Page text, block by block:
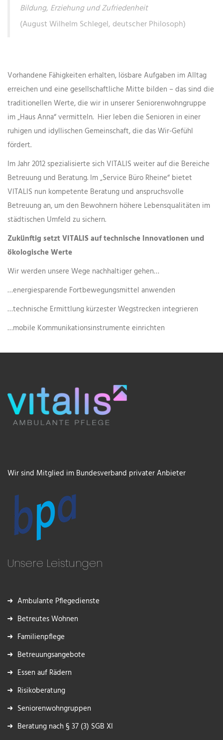
Bildung, Erziehung und Zufriedenheit
(August Wilhelm Schlegel, deutscher Philosoph)
Vorhandene Fähigkeiten erhalten, lösbare Aufgaben im Alltag
erreichen und eine gesellschaftliche Mitte bilden – das sind die
traditionellen Werte, die wir in unserer Seniorenwohngruppe
im „Haus Anna“ vermitteln. Hier leben die Senioren in einer
ruhigen und idyllischen Gemeinschaft, die das Wir-Gefühl
fördert.
Im Jahr 2012 spezialisierte sich VITALIS weiter auf die Bereiche
Betreuung und Beratung. Im „Service Büro Rheine“ bietet
VITALIS nun kompetente Beratung und anspruchsvolle
Betreuung an, um den Bewohnern höhere Lebensqualitäten im
städtischen Umfeld zu sichern.
Zukünftig setzt VITALIS auf technische Innovationen und
ökologische Werte
Wir werden unsere Wege nachhaltiger gehen…
…energiesparende Fortbewegungsmittel anwenden
…technische Ermittlung kürzester Wegstrecken integrieren
…mobile Kommunikationsinstrumente einrichten
Wir sind Mitglied im Bundesverband privater Anbieter
Unsere Leistungen
Ambulante Pflegedienste
Betreutes Wohnen
Familienpflege
Betreuungsangebote
Essen auf Rädern
Risikoberatung
Seniorenwohngruppen
Beratung nach § 37 (3) SGB XI